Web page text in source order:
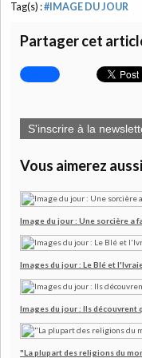
Tag(s) :#IMAGE DU JOUR
Partager cet
S'inscrire à la
Vous aimerez
Image du jour : Une sorcière a
Images du jour : Le Blé et
Images du jour : Ils découvrent
"La plupart des religions du